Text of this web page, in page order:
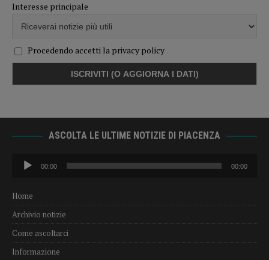
Interesse principale
Procedendo accetti la privacy policy
ASCOLTA LE ULTIME NOTIZIE DI PIACENZA
Audio
Player
00:00 00:00
Home
Archivio notizie
Come ascoltarci
Informazione